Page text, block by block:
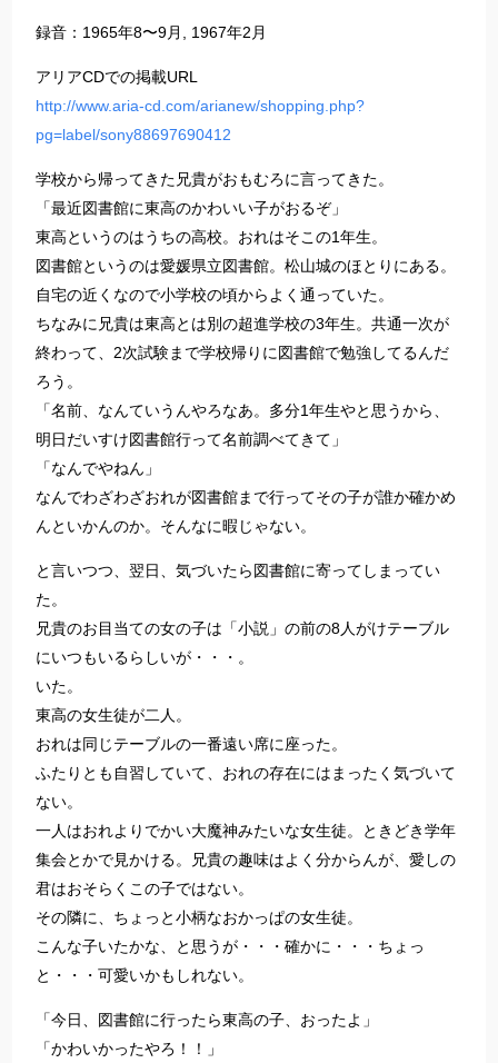
録音：1965年8〜9月, 1967年2月
アリアCDでの掲載URL
http://www.aria-cd.com/arianew/shopping.php?
pg=label/sony88697690412
学校から帰ってきた兄貴がおもむろに言ってきた。
「最近図書館に東高のかわいい子がおるぞ」
東高というのはうちの高校。おれはそこの1年生。
図書館というのは愛媛県立図書館。松山城のほとりにある。
自宅の近くなので小学校の頃からよく通っていた。
ちなみに兄貴は東高とは別の超進学校の3年生。共通一次が
終わって、2次試験まで学校帰りに図書館で勉強してるんだ
ろう。
「名前、なんていうんやろなあ。多分1年生やと思うから、
明日だいすけ図書館行って名前調べてきて」
「なんでやねん」
なんでわざわざおれが図書館まで行ってその子が誰か確かめ
んといかんのか。そんなに暇じゃない。
と言いつつ、翌日、気づいたら図書館に寄ってしまってい
た。
兄貴のお目当ての女の子は「小説」の前の8人がけテーブル
にいつもいるらしいが・・・。
いた。
東高の女生徒が二人。
おれは同じテーブルの一番遠い席に座った。
ふたりとも自習していて、おれの存在にはまったく気づいて
ない。
一人はおれよりでかい大魔神みたいな女生徒。ときどき学年
集会とかで見かける。兄貴の趣味はよく分からんが、愛しの
君はおそらくこの子ではない。
その隣に、ちょっと小柄なおかっぱの女生徒。
こんな子いたかな、と思うが・・・確かに・・・ちょっ
と・・・可愛いかもしれない。
「今日、図書館に行ったら東高の子、おったよ」
「かわいかったやろ！！」